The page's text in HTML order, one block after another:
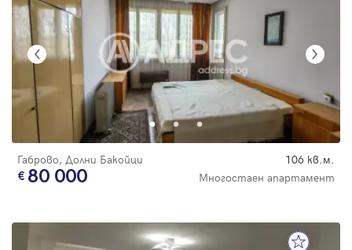
Габрово, Долни Бакойци 106 кв.м.
80 000 Многостаен апартамент